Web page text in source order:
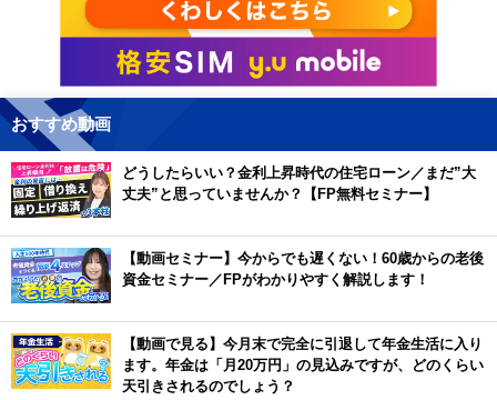
おすすめ動画
どうしたらいい？金利上昇時代の住宅ローン／まだ”大
丈夫”と思っていませんか？【FP無料セミナー】
【動画セミナー】今からでも遅くない！60歳からの老後
資金セミナー／FPがわかりやすく解説します！
【動画で見る】今月末で完全に引退して年金生活に入り
ます。年金は「月20万円」の見込みですが、どのくらい
天引きされるのでしょう？